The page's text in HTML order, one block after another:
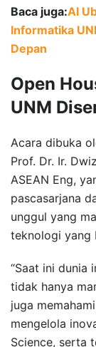
Baca juga:AI
Informatika
Depan
Open
UNM
Acara dibuka
Prof. Dr. Ir.
ASEAN Eng,
pascasarjana
unggul yang
teknologi yang
“Saat ini dunia
tidak hanya
juga
mengelola
Science, serta